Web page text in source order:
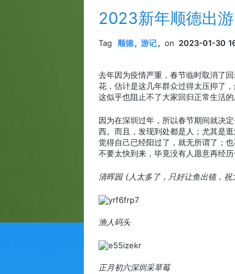
2023新年顺德出游
Tag 顺德, 游记, on 2023-01-30
去年因为疫情严重，春节临时取消了
花，估计是这几年群众过得太压抑了
这似乎也阻止不了大家回归正常生活的
因为在深圳过年，所以春节期间就决
西。而且，发现到处都是人；尤其是
觉得自己已经阳过了，就无所谓了；
不要太快到来，毕竟没有人愿意再经历
清晖园 (人太多了，只好让鱼出镜，祝
渔人码头
正月初六深圳采草莓